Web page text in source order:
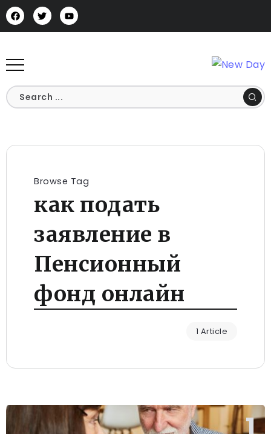
Browse Tag
как подать
заявление в
Пенсионный
фонд онлайн
1 Article